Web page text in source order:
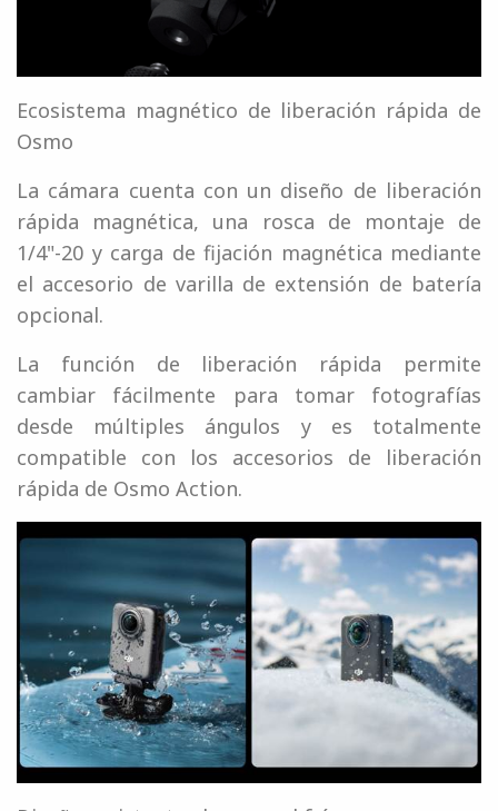
Ecosistema magnético de liberación rápida de
Osmo
La cámara cuenta con un diseño de liberación
rápida magnética, una rosca de montaje de
1/4"-20 y carga de fijación magnética mediante
el accesorio de varilla de extensión de batería
opcional.
La función de liberación rápida permite
cambiar fácilmente para tomar fotografías
desde múltiples ángulos y es totalmente
compatible con los accesorios de liberación
rápida de Osmo Action.